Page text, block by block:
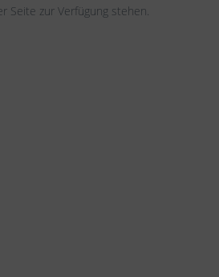
Seite zur Verfügung stehen.